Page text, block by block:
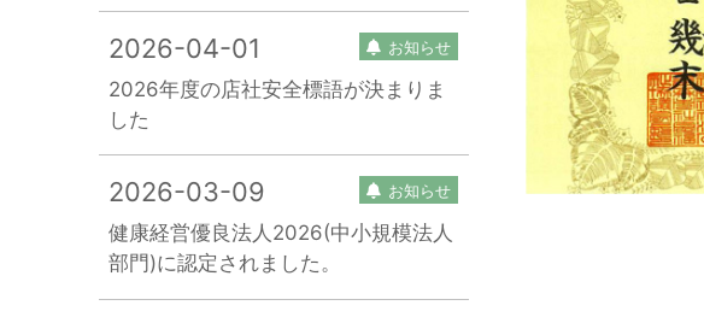
2026-04-01 お知らせ
2026年度の店社安全標語が決まりま
した
2026-03-09 お知らせ
健康経営優良法人2026(中小規模法人
部門)に認定されました。